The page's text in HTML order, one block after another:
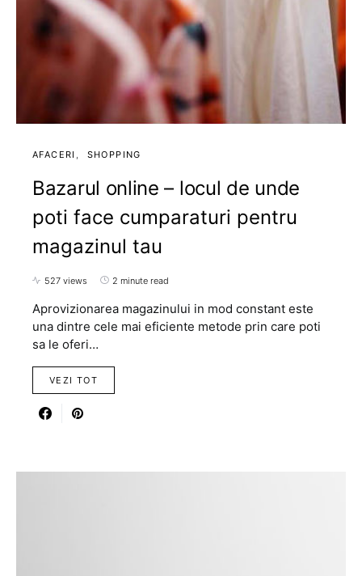
AFACERI SHOPPING
Bazarul online – locul de unde
poti face cumparaturi pentru
magazinul tau
527 views 2 minute read
Aprovizionarea magazinului in mod constant este
una dintre cele mai eficiente metode prin care poti
sa le oferi…
VEZI TOT